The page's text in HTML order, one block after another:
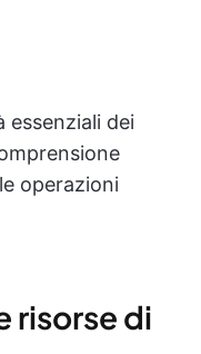
essenziali dei
operazioni
risorse di